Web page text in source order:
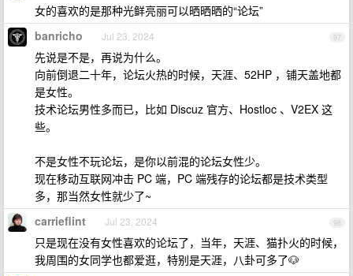
女的喜欢的是那种光鲜亮丽可以晒晒晒的“论坛”
97
banricho Jul 23, 2024
先说是不是，再说为什么。
向前倒退二十年，论坛火热的时候，天涯、52HP ，铺天盖地都
是女性。
技术论坛男性多而已，比如 Discuz 官方、Hostloc 、V2EX 这
些。
不是女性不玩论坛，是你以前混的论坛女性少。
现在移动互联网冲击 PC 端，PC 端残存的论坛都是技术类型
多，那当然女性就少了~
98
carrieflint Jul 23, 2024
只是现在没有女性喜欢的论坛了，当年，天涯、猫扑火的时候，
我周围的女同学也都爱逛，特别是天涯，八卦可多了🐶